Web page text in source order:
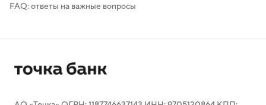
FAQ: ответы на важные вопросы